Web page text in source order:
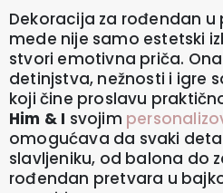
Dekoracija za rođendan
mede nije samo estetski
stvori emotivna priča.
detinjstva, nežnosti i igre
koji čine proslavu
Him & I svojim
omogućava da svaki
slavljeniku, od balona do
rođendan pretvara u